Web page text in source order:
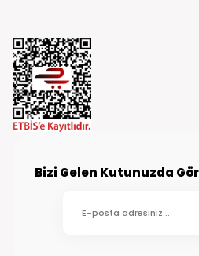
Bizi Gelen Kutunuzda